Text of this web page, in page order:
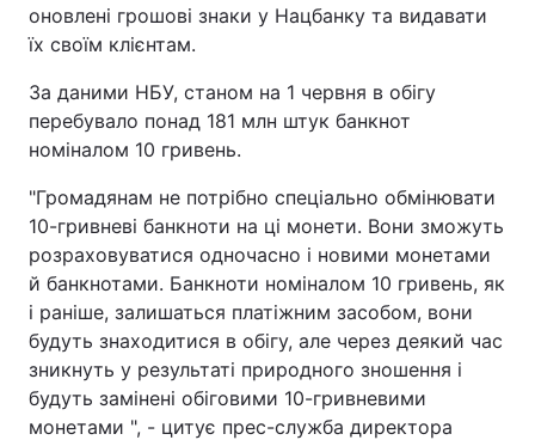
оновлені грошові знаки у Нацбанку та видавати
їх своїм клієнтам.
За даними НБУ, станом на 1 червня в обігу
перебувало понад 181 млн штук банкнот
номіналом 10 гривень.
"Громадянам не потрібно спеціально обмінювати
10-гривневі банкноти на ці монети. Вони зможуть
розраховуватися одночасно і новими монетами
й банкнотами. Банкноти номіналом 10 гривень, як
і раніше, залишаться платіжним засобом, вони
будуть знаходитися в обігу, але через деякий час
зникнуть у результаті природного зношення і
будуть замінені обіговими 10-гривневими
монетами ", - цитує прес-служба директора